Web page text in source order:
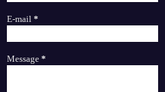
E-mail *
Message *